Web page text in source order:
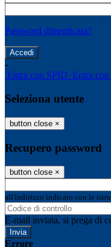
Password dimenticata?
-
Entra con SPID Entra
Seleziona utente
button close ×
Recupero password
button close ×
all'indirizzo indicato con le
E-mail inviata, si prega di
Errore